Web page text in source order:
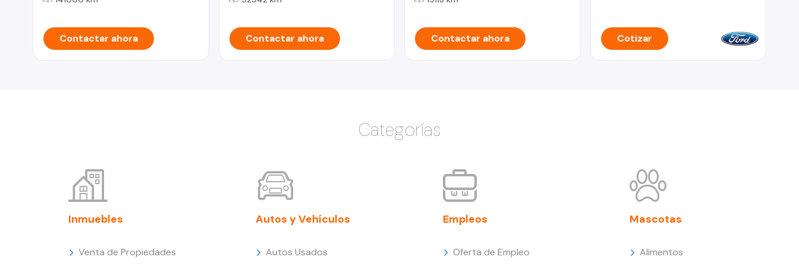
Contactar ahora Contactar ahora Contactar ahora Cotizar
Categorías
Inmuebles
Venta de Propiedades
Autos y Vehículos
Autos Usados
Empleos
Oferta de Empleo
Mascotas
Alimentos